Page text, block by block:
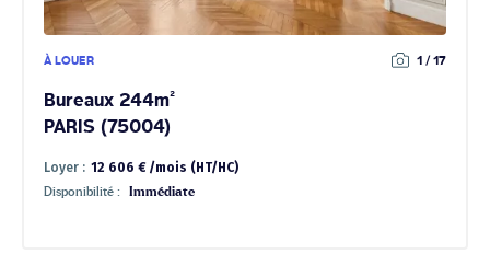
À LOUER 1 / 17
Bureaux 244m²
PARIS (75004)
Loyer : 12 606 € /mois (HT/HC)
Disponibilité : Immédiate